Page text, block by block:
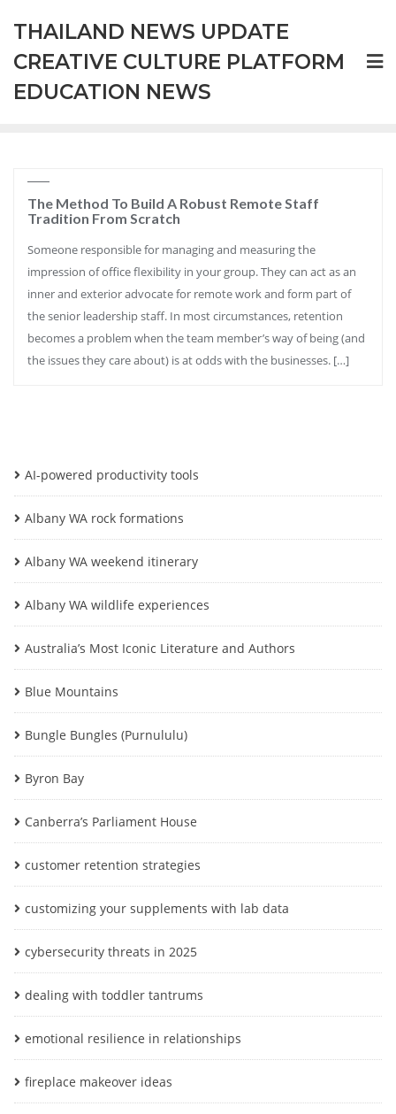
content
THAILAND NEWS UPDATE
CREATIVE CULTURE PLATFORM
EDUCATION NEWS
The Method To Build A Robust Remote Staff
Tradition From Scratch
Someone responsible for managing and measuring the
impression of office flexibility in your group. They can act as an
inner and exterior advocate for remote work and form part of
the senior leadership staff. In most circumstances, retention
becomes a problem when the team member’s way of being (and
the issues they care about) is at odds with the businesses. […]
AI-powered productivity tools
Albany WA rock formations
Albany WA weekend itinerary
Albany WA wildlife experiences
Australia’s Most Iconic Literature and Authors
Blue Mountains
Bungle Bungles (Purnululu)
Byron Bay
Canberra’s Parliament House
customer retention strategies
customizing your supplements with lab data
cybersecurity threats in 2025
dealing with toddler tantrums
emotional resilience in relationships
fireplace makeover ideas